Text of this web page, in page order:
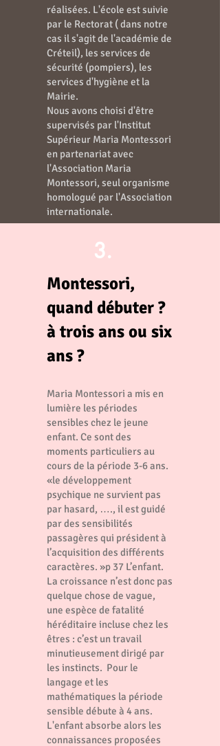
réalisées. L'école est suivie
par le Rectorat ( dans notre
cas il s'agit de l'académie de
Créteil), les services de
sécurité (pompiers), les
services d'hygiène et la
Mairie.
Nous avons choisi d'être
supervisés par l'Institut
Supérieur Maria Montessori
en partenariat avec
l'Association Maria
Montessori, seul organisme
homologué par l'Association
internationale.
3.
Montessori,
quand débuter ?
à trois ans ou six
ans ?
Maria Montessori a mis en
lumière les périodes
sensibles chez le jeune
enfant. Ce sont des
moments particuliers au
cours de la période 3-6 ans.
«le développement
psychique ne survient pas
par hasard, …., il est guidé
par des sensibilités
passagères qui président à
l’acquisition des différents
caractères. »p 37 L’enfant.
La croissance n’est donc pas
quelque chose de vague,
une espèce de fatalité
héréditaire incluse chez les
êtres : c’est un travail
minutieusement dirigé par
les instincts. Pour le
langage et les
mathématiques la période
sensible débute à 4 ans.
L'enfant absorbe alors les
connaissances proposées